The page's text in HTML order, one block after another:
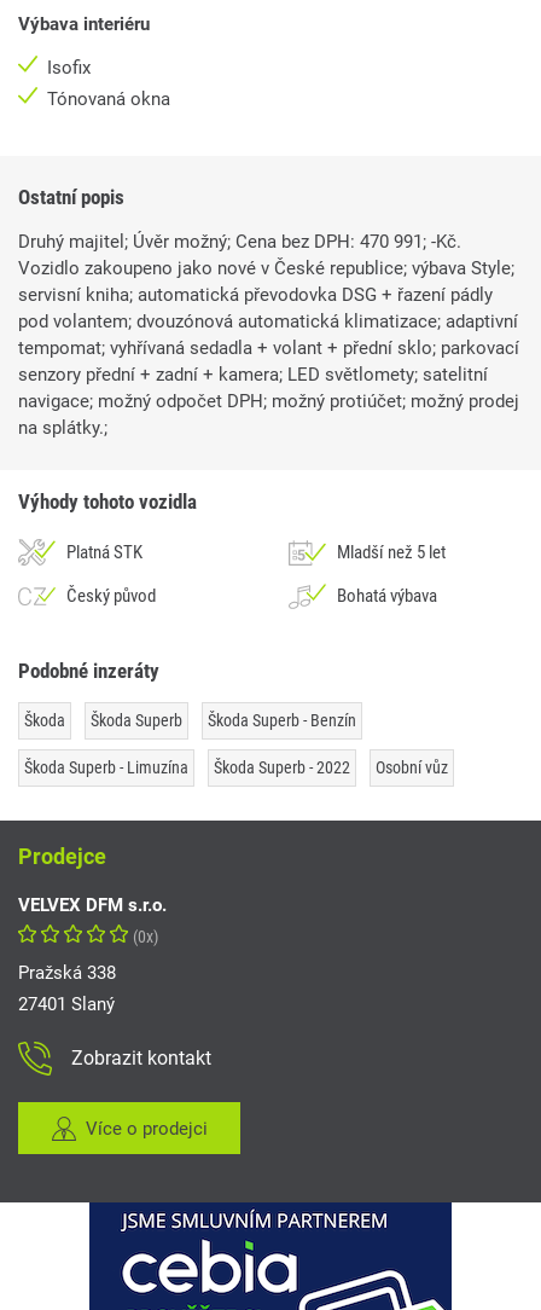
Výbava interiéru
Isofix
Tónovaná okna
Ostatní popis
Druhý majitel; Úvěr možný; Cena bez DPH: 470 991; -Kč.
Vozidlo zakoupeno jako nové v České republice; výbava Style;
servisní kniha; automatická převodovka DSG + řazení pádly
pod volantem; dvouzónová automatická klimatizace; adaptivní
tempomat; vyhřívaná sedadla + volant + přední sklo; parkovací
senzory přední + zadní + kamera; LED světlomety; satelitní
navigace; možný odpočet DPH; možný protiúčet; možný prodej
na splátky.;
Výhody tohoto vozidla
Platná STK
Mladší než 5 let
Český původ
Bohatá výbava
Podobné inzeráty
Škoda Škoda Superb Škoda Superb - Benzín
Škoda Superb - Limuzína Škoda Superb - 2022 Osobní vůz
Prodejce
VELVEX DFM s.r.o.
(0x)
Pražská 338
27401 Slaný
Zobrazit kontakt
Více o prodejci